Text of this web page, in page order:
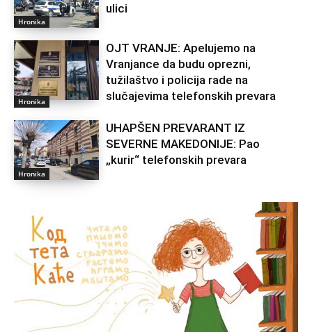
Hronika
ulici
Hronika
OJT VRANJE: Apelujemo na
Vranjance da budu oprezni,
tužilaštvo i policija rade na
slučajevima telefonskih prevara
Hronika
UHAPŠEN PREVARANT IZ
SEVERNE MAKEDONIJE: Pao
„kurir“ telefonskih prevara